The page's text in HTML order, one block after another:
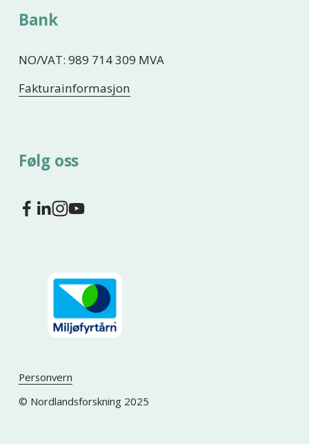
Bank
NO/VAT: 989 714 309 MVA
Fakturainformasjon
Følg oss
Personvern
© Nordlandsforskning 2025